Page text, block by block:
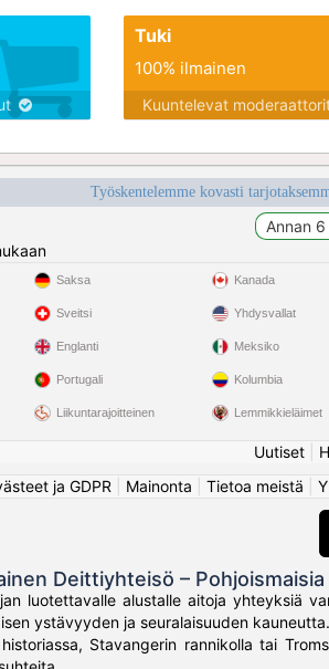
Tuki
100% ilmainen
Kuuntelevat
Työskentelemme kovasti
Saksa
Sveitsi
Englanti
Portugali
Liikuntarajoitteinen
Kanada
Yhdysvallat
Meksiko
Kolumbia
Lemmikkieläimet
Uutiset
ja GDPR
Mainonta Tietoa meistä
Deittiyhteisö –
luotettavalle alustalle aitoja yhteyksiä
ystävyyden ja seuralaisuuden kauneutta.
Stavangerin rannikolla tai